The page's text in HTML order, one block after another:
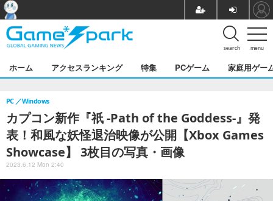
menu
search
ホーム アクセスランキング 特集 PCゲーム 家庭用ゲー
カプコン新作『祇 -Path of the Goddess-』発
表！和風な妖怪退治映像が公開【Xbox Games
Showcase】 3枚目の写真・画像
PC Windows
2023.6.12 Mon 2:40